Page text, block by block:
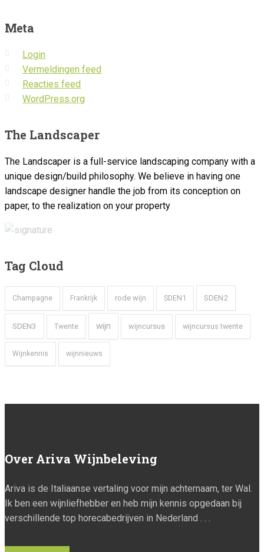
Meta
Login
Vermeldingen feed
Reacties feed
WordPress.org
The Landscaper
The Landscaper is a full-service landscaping company with a
unique design/build philosophy. We believe in having one
landscape designer handle the job from its conception on
paper, to the realization on your property
Tag Cloud
Champagne Frankrijk rode wijn SDEN1 SDEN2
SDEN3 Twente wijn wijncursus wijncursus twente
Wijnkennis wijnnieuws
Over Ariva Wijnbeleving
Ariva is de Italiaanse vertaling voor mijn achternaam, ter Wal.
Ik ben een wijnliefhebber en heb mijn kennis opgedaan bij
verschillende top horecabedrijven in Nederland . . .